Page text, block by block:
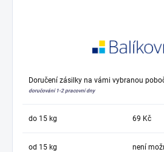
Doručení zásilky na vámi vybranou
doručování 1-2 pracovní dny
do 15 kg 69 Kč
od 15 kg není